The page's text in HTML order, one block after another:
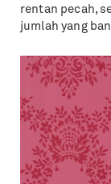
rentan pecah,
jumlah yang